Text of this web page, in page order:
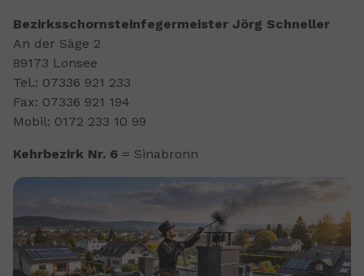
Bezirksschornsteinfegermeister Jörg Schneller
An der Säge 2
89173 Lonsee
Tel.: 07336 921 233
Fax: 07336 921 194
Mobil: 0172 233 10 99
Kehrbezirk Nr. 6 = Sinabronn
Show larger version for: